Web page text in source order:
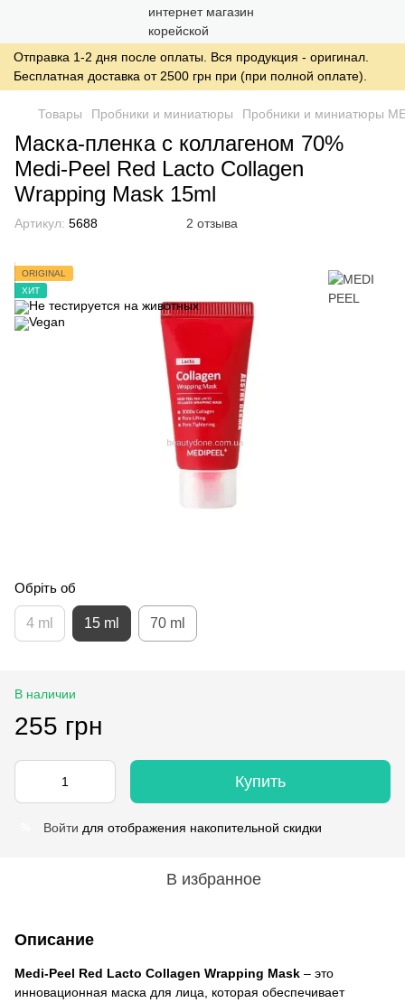
Отправка 1-2 дня после оплаты. Вся продукция - оригинал.
Бесплатная доставка от 2500 грн при (при полной оплате).
Товары Пробники и миниатюры Пробники и миниатюры
Маска-пленка с коллагеном 70%
Medi-Peel Red Lacto Collagen
Wrapping Mask 15ml
Артикул: 5688 2 отзыва
ORIGINAL
ХИТ
Обріть об
4 ml 15 ml 70 ml
В наличии
255 грн
Купить
Войти для отображения накопительной скидки
В избранное
Описание
Medi-Peel Red Lacto Collagen Wrapping Mask – это
инновационная маска для лица, которая обеспечивает